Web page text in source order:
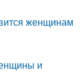
женщинам
и